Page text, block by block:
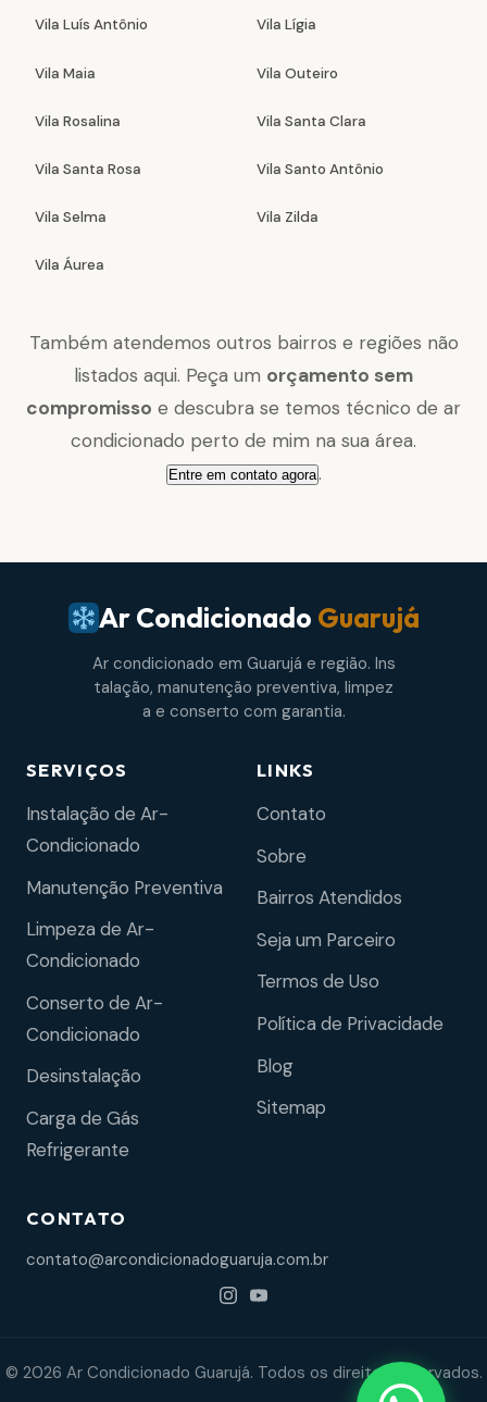
Vila Luís Antônio Vila Lígia
Vila Maia Vila Outeiro
Vila Rosalina Vila Santa Clara
Vila Santa Rosa Vila Santo Antônio
Vila Selma Vila Zilda
Vila Áurea
Também atendemos outros bairros e regiões não
listados aqui. Peça um orçamento sem
compromisso e descubra se temos técnico de ar
condicionado perto de mim na sua área.
Entre em contato agora.
Ar Condicionado Guarujá
Ar condicionado em Guarujá e região. Ins
talação, manutenção preventiva, limpez
a e conserto com garantia.
SERVIÇOS
Instalação de Ar-
Condicionado
Manutenção Preventiva
Limpeza de Ar-
Condicionado
Conserto de Ar-
Condicionado
Desinstalação
Carga de Gás
Refrigerante
LINKS
Contato
Sobre
Bairros Atendidos
Seja um Parceiro
Termos de Uso
Política de Privacidade
Blog
Sitemap
CONTATO
contato@arcondicionadoguaruja.com.br
© 2026 Ar Condicionado Guarujá. Todos os direitos reservados.